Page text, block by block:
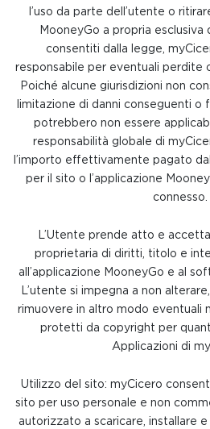
l’uso da parte dell’utente o
MooneyGo a propria esclusiva
consentiti dalla legge,
responsabile per eventuali perdite
Poiché alcune giurisdizioni non
limitazione di danni conseguenti o
potrebbero non essere
responsabilità globale di
l’importo effettivamente pagato
per il sito o l’applicazione
connesso.
L’Utente prende atto e
proprietaria di diritti, titolo e
all’applicazione MooneyGo e al
L’utente si impegna a non
rimuovere in altro modo eventuali
protetti da copyright per
Applicazioni di
Utilizzo del sito: myCicero
sito per uso personale e non
autorizzato a scaricare, installare